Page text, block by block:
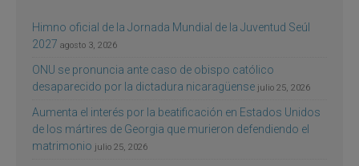
Himno oficial de la Jornada Mundial de la Juventud Seúl
2027 agosto 3, 2026
ONU se pronuncia ante caso de obispo católico
desaparecido por la dictadura nicaragüense julio 25, 2026
Aumenta el interés por la beatificación en Estados Unidos
de los mártires de Georgia que murieron defendiendo el
matrimonio julio 25, 2026